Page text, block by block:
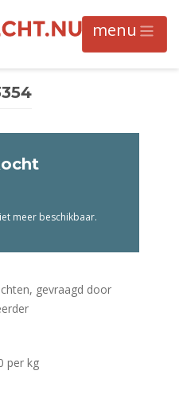
gevraagd door
per kg
meer beschikbaar.